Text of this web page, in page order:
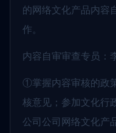
的网络文化产品内容
作。
内容自审审查专员：
①掌握内容审核的政
核意见；参加文化行
公司公司网络文化产